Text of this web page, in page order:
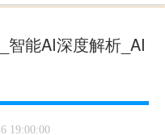
智能AI深度解析_AI
19:00:00